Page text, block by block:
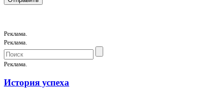
Реклама.
Реклама.
Реклама.
История успеха